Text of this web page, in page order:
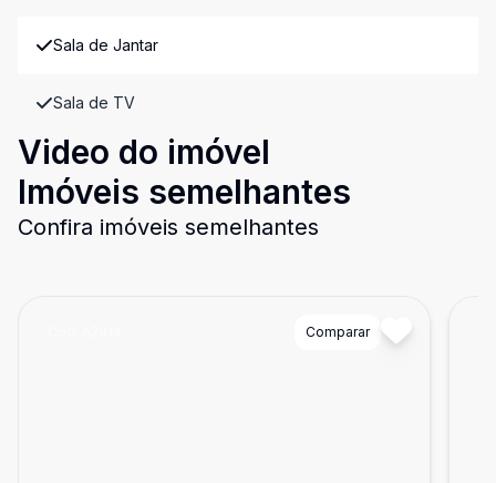
Sala de Jantar
Sala de TV
Video do imóvel
Imóveis semelhantes
Confira imóveis semelhantes
Comparar